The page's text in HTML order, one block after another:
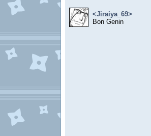
<Jiraiya_69>
Bon Genin